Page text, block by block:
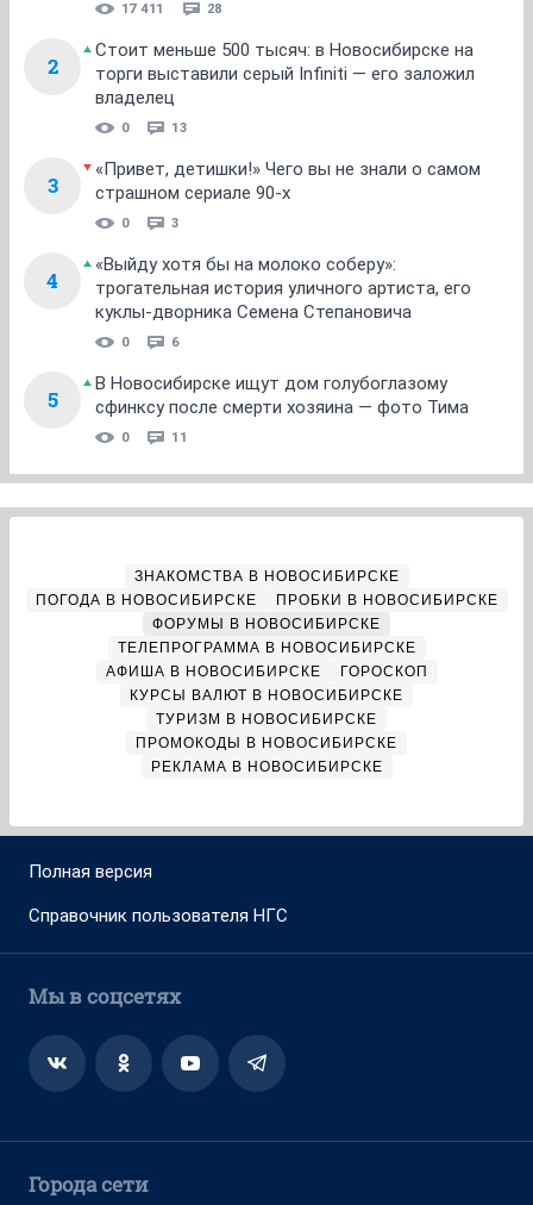
17 411 28
2
Стоит меньше 500 тысяч: в Новосибирске на
торги выставили серый Infiniti — его заложил
владелец
0 13
3
«Привет, детишки!» Чего вы не знали о самом
страшном сериале 90-х
0 3
4
«Выйду хотя бы на молоко соберу»:
трогательная история уличного артиста, его
куклы-дворника Семена Степановича
0 6
5
В Новосибирске ищут дом голубоглазому
сфинксу после смерти хозяина — фото Тима
0 11
ЗНАКОМСТВА В НОВОСИБИРСКЕ
ПОГОДА В НОВОСИБИРСКЕ
ПРОБКИ В НОВОСИБИРСКЕ
ФОРУМЫ В НОВОСИБИРСКЕ
ТЕЛЕПРОГРАММА В НОВОСИБИРСКЕ
АФИША В НОВОСИБИРСКЕ
ГОРОСКОП
КУРСЫ ВАЛЮТ В НОВОСИБИРСКЕ
ТУРИЗМ В НОВОСИБИРСКЕ
ПРОМОКОДЫ В НОВОСИБИРСКЕ
РЕКЛАМА В НОВОСИБИРСКЕ
Полная версия
Справочник пользователя НГС
Мы в соцсетях
Города сети